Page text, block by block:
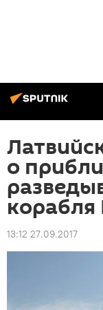
о
13:12 27.09.2017